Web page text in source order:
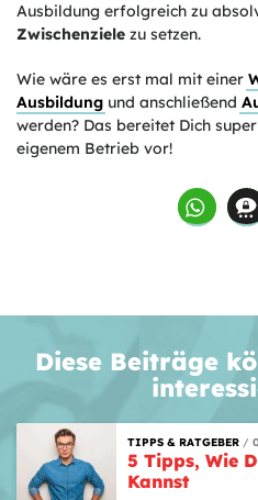
Ausbildung erfolgreich zu
Zwischenziele zu setzen.
Wie wäre es erst mal mit einer
Ausbildung und anschließend
werden? Das bereitet Dich
eigenem Betrieb vor!
Diese Beiträge
TIPPS & RATGEBER
5 Tipps, Wie
Kannst